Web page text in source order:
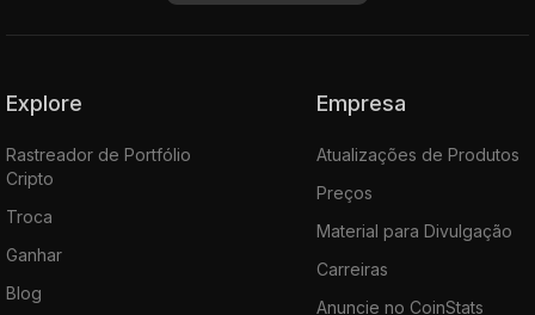
Explore
Rastreador de Portfólio
Cripto
Troca
Ganhar
Blog
Empresa
Atualizações de Produtos
Preços
Material para Divulgação
Carreiras
Anuncie no CoinStats